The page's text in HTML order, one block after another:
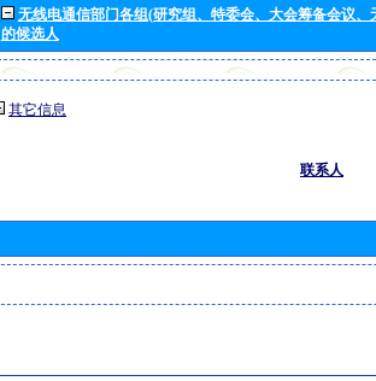
无线电通信部门各组(研究组、特委会、大会筹备会议
的候选人
其它信息
联系人